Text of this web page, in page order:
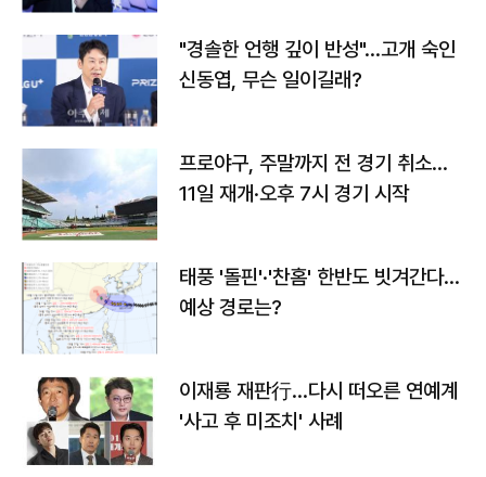
"경솔한 언행 깊이 반성"…고개 숙인
신동엽, 무슨 일이길래?
프로야구, 주말까지 전 경기 취소…
11일 재개·오후 7시 경기 시작
태풍 '돌핀'·'찬홈' 한반도 빗겨간다…
예상 경로는?
이재룡 재판行…다시 떠오른 연예계
'사고 후 미조치' 사례